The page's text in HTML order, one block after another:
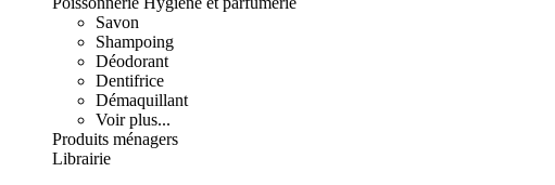
Savon
Shampoing
Déodorant
Dentifrice
Démaquillant
Voir plus...
Produits ménagers
Librairie